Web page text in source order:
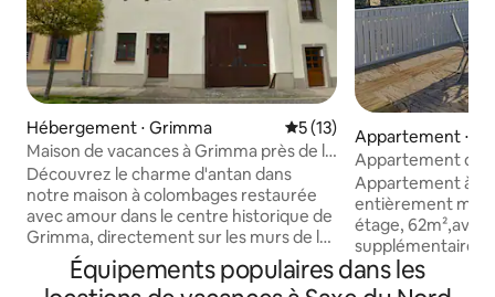
Hébergement ⋅ Grimma Évaluation moyenne sur la
5 (13)
Maison de vacances à Grimma près de la
piste cyclable de Mulderadweg
Découvrez le charme d'antan dans
notre maison à colombages restaurée
avec amour dans le centre historique de
Grimma, directement sur les murs de la
ville avec balcon à arcades. Idéalement
situé sur la piste cyclable de la rivière
Appartement ⋅
Appartement de
avec balcon
Appartement à
entièrement
étage, 62m²,avec
supplémentaire
parasol +
est équipée d'un
Équipements populaires dans les